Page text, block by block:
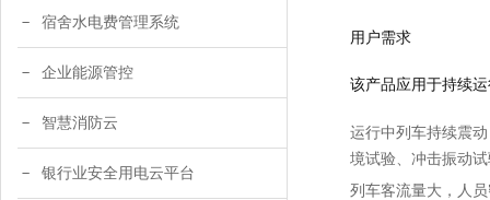
宿舍水电费管理系统
企业能源管控
智慧消防云
银行业安全用电云平台
用户需求
该产品应用于持续
运行中列车持续震
境试验、冲击振动
列车客流量大，人